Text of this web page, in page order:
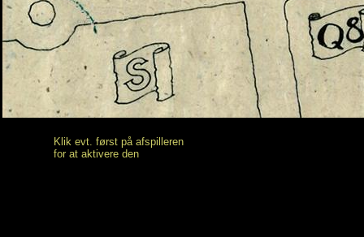
Klik evt. først på afspilleren
for at aktivere den